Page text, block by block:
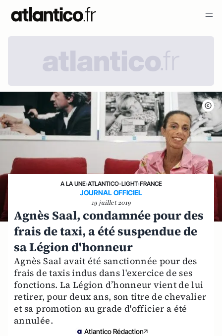
A LA UNE›ATLANTICO-LIGHT›FRANCE
JOURNAL OFFICIEL
19 juillet 2019
Agnès Saal, condamnée pour des
frais de taxi, a été suspendue de
sa Légion d'honneur
Agnès Saal avait été sanctionnée pour des
frais de taxis indus dans l'exercice de ses
fonctions. La Légion d’honneur vient de lui
retirer, pour deux ans, son titre de chevalier
et sa promotion au grade d'officier a été
annulée.
Atlantico Rédaction